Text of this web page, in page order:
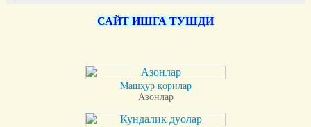
САЙТ ИШГА ТУШДИ
Машҳур қорилар
Азонлар